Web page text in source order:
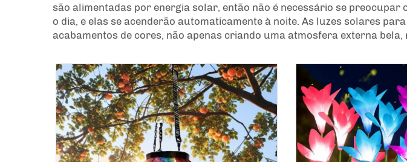
são alimentadas por energia solar, então não é necessário se
o dia, e elas se acenderão automaticamente à noite. As luzes solares
acabamentos de cores, não apenas criando uma atmosfera externa